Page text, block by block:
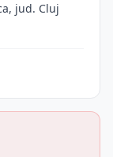
jud. Cluj